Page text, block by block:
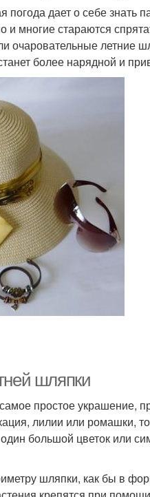
погода дает о себе знать
многие стараются
очаровательные летние
более нарядной и
шляпки
простое украшение,
лилии или ромашки,
большой цветок или
шляпки, как бы в